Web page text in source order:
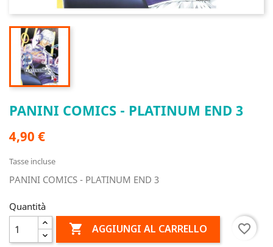
PANINI COMICS - PLATINUM END 3
4,90 €
Tasse incluse
PANINI COMICS - PLATINUM END 3
Quantità
 AGGIUNGI AL CARRELLO favorite_border